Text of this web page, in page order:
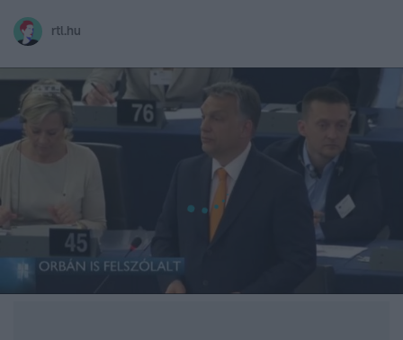
rtl.hu